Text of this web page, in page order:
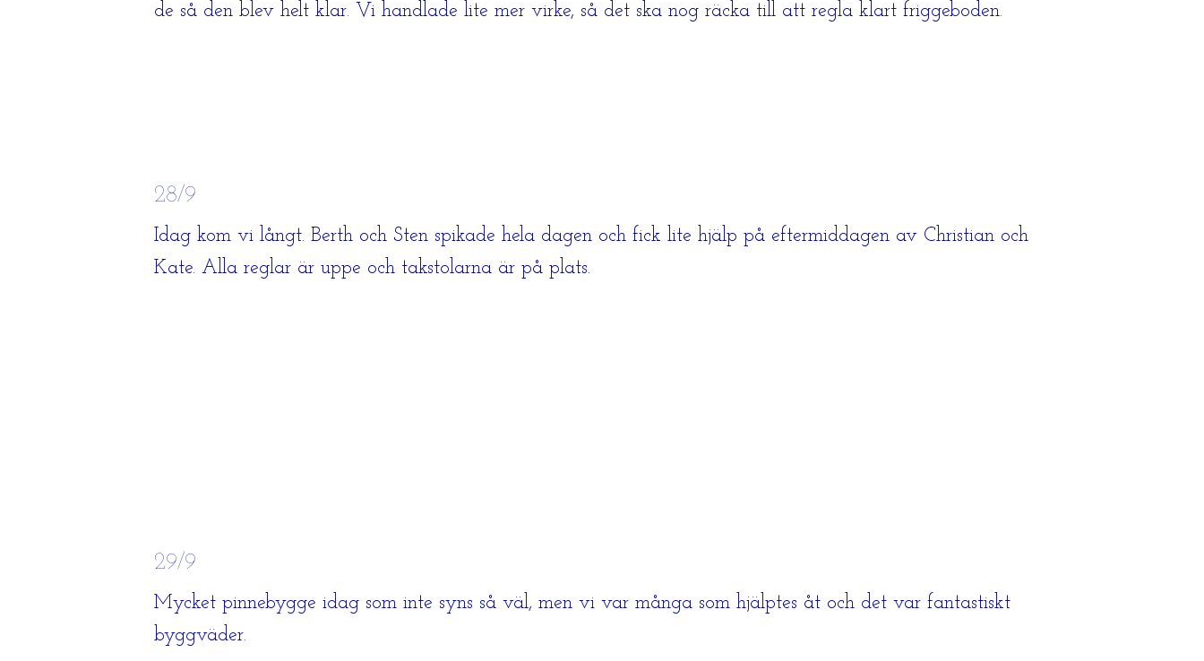
de så den blev helt klar. Vi handlade lite mer virke, så det ska nog räcka till att regla klart friggeboden.
28/9
Idag kom vi långt. Berth och Sten spikade hela dagen och fick lite hjälp på eftermiddagen av Christian och
Kate. Alla reglar är uppe och takstolarna är på plats.
29/9
Mycket pinnebygge idag som inte syns så väl, men vi var många som hjälptes åt och det var fantastiskt
byggväder.